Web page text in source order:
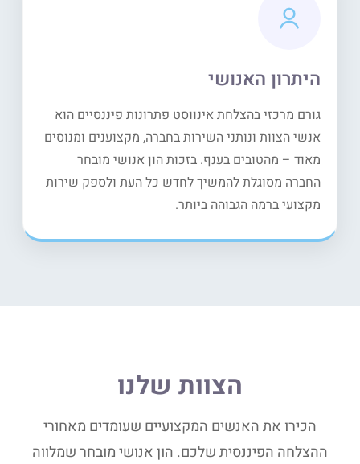
היתרון האנושי
גורם מרכזי בהצלחת אינווסט פתרונות פיננסיים הוא
אנשי הצוות ונותני השירות בחברה, מקצוענים ומנוסים
מאוד – מהטובים בענף. בזכות הון אנושי מובחר
החברה מסוגלת להמשיך לחדש כל העת ולספק שירות
מקצועי ברמה הגבוהה ביותר.
הצוות שלנו
הכירו את האנשים המקצועיים שעומדים מאחורי
ההצלחה הפיננסית שלכם. הון אנושי מובחר שמלווה